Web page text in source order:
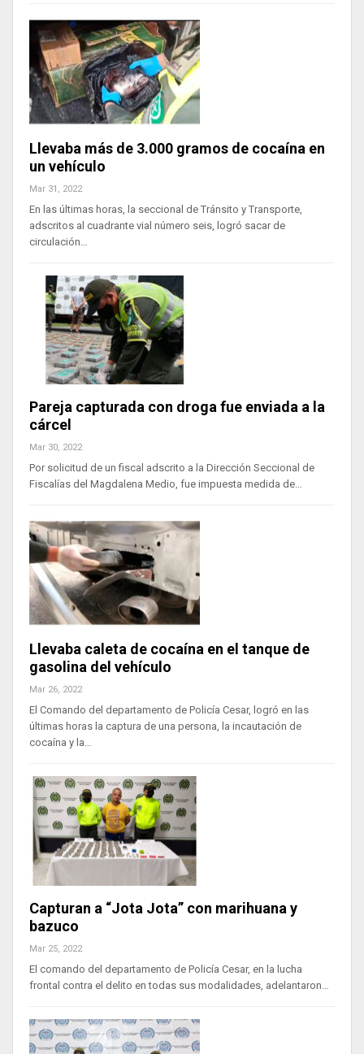
Llevaba más de 3.000 gramos de cocaína en
un vehículo
Mar 31, 2022
En las últimas horas, la seccional de Tránsito y Transporte,
adscritos al cuadrante vial número seis, logró sacar de
circulación…
Pareja capturada con droga fue enviada a la
cárcel
Mar 30, 2022
Por solicitud de un fiscal adscrito a la Dirección Seccional de
Fiscalías del Magdalena Medio, fue impuesta medida de…
Llevaba caleta de cocaína en el tanque de
gasolina del vehículo
Mar 26, 2022
El Comando del departamento de Policía Cesar, logró en las
últimas horas la captura de una persona, la incautación de
cocaína y la…
Capturan a “Jota Jota” con marihuana y
bazuco
Mar 25, 2022
El comando del departamento de Policía Cesar, en la lucha
frontal contra el delito en todas sus modalidades, adelantaron…